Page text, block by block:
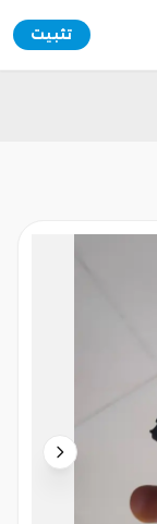
تثبيت